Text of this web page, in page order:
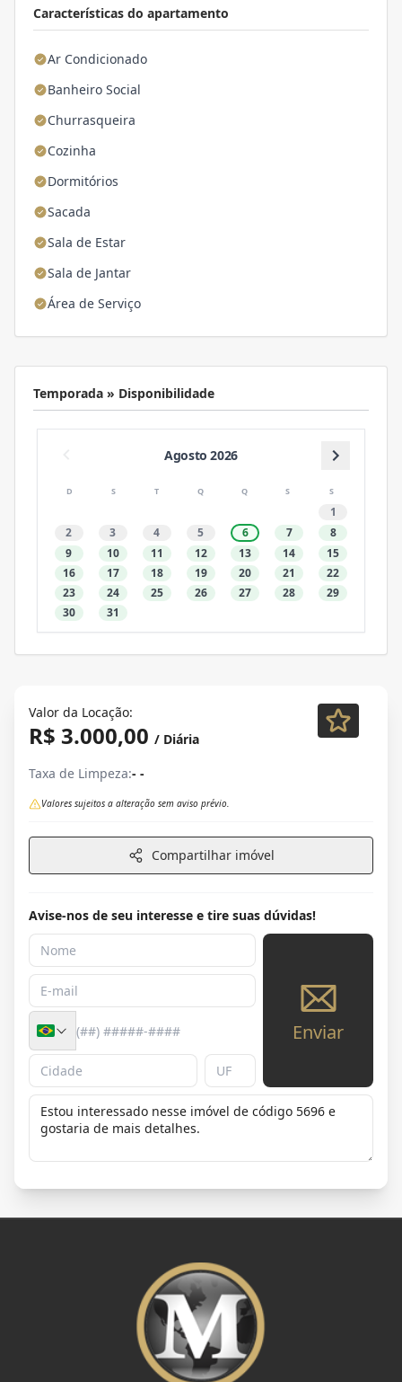
Características do apartamento
Ar Condicionado
Banheiro Social
Churrasqueira
Cozinha
Dormitórios
Sacada
Sala de Estar
Sala de Jantar
Área de Serviço
Temporada » Disponibilidade
Agosto 2026
D S T Q Q S S
1
2
3 4 5 6 7
8
9
10 11 12 13 14
15
16
17 18 19 20 21
22
23
24 25 26 27 28
29
30
31
Valor da Locação:
R$ 3.000,00 / Diária
Taxa de Limpeza:- -
Valores sujeitos a alteração sem aviso prévio.
Compartilhar imóvel
Avise-nos de seu interesse e tire suas dúvidas!
Enviar